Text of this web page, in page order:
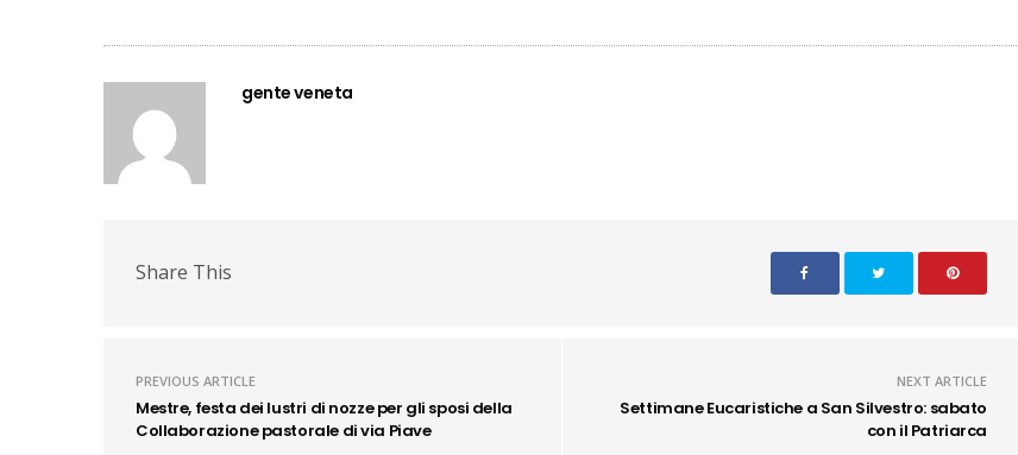
gente veneta
Share This
PREVIOUS ARTICLE
Mestre, festa dei lustri di nozze per gli sposi della
Collaborazione pastorale di via Piave
NEXT ARTICLE
Settimane Eucaristiche a San Silvestro: sabato
con il Patriarca